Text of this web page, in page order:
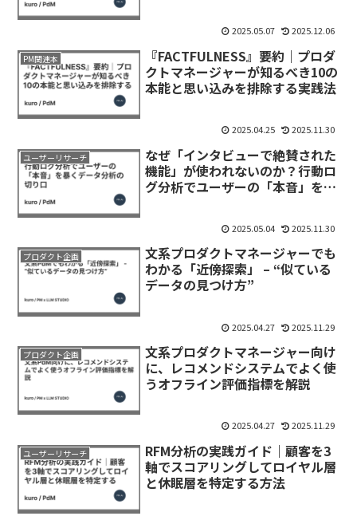
2025.05.07 2025.12.06
PM関連本
『FACTFULNESS』要約｜プロダ
クトマネージャーが知るべき10の
本能と思い込みを排除する実践法
2025.04.25 2025.11.30
ユーザーリサーチ
なぜ「インタビューで絶賛された
機能」が使われないのか？行動ロ
グ分析でユーザーの「本音」を暴
2025.05.04 2025.11.30
プロダクト企画
文系プロダクトマネージャーでも
わかる「近傍探索」 – “似ている
データの見つけ方”
2025.04.27 2025.11.29
プロダクト企画
文系プロダクトマネージャー向け
に、レコメンドシステムでよく使
うオフライン評価指標を解説
2025.04.27 2025.11.29
ユーザーリサーチ
RFM分析の実践ガイド｜顧客を3
軸でスコアリングしてロイヤル層
と休眠層を特定する方法